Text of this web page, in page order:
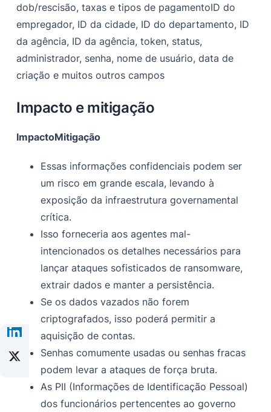
dob/rescisão, taxas e tipos de pagamentoID do
empregador, ID da cidade, ID do departamento, ID
da agência, ID da agência, token, status,
administrador, senha, nome de usuário, data de
criação e muitos outros campos
Impacto e mitigação
ImpactoMitigação
Essas informações confidenciais podem ser
um risco em grande escala, levando à
exposição da infraestrutura governamental
crítica.
Isso forneceria aos agentes mal-
intencionados os detalhes necessários para
lançar ataques sofisticados de ransomware,
extrair dados e manter a persistência.
Se os dados vazados não forem
criptografados, isso poderá permitir a
aquisição de contas.
Senhas comumente usadas ou senhas fracas
podem levar a ataques de força bruta.
As PII (Informações de Identificação Pessoal)
dos funcionários pertencentes ao governo